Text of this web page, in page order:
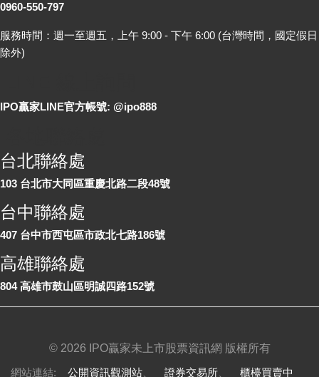
0960-550-797
服務時間：週一至週五，上午 9:00 - 下午 6:00 (台灣時間，國定假日
除外)
IPO贏家LINE官方帳號: @ipo888
台北聯絡處
103 台北市大同區重慶北路二段48號
台中聯絡處
407 台中市西屯區市政北七路186號
高雄聯絡處
804 高雄市鼓山區明誠四路152號
© 2026 IPO贏家未上市股票資訊網 版權所有
網站連結: 公開資訊觀測站 證券交易所 櫃檯買賣中